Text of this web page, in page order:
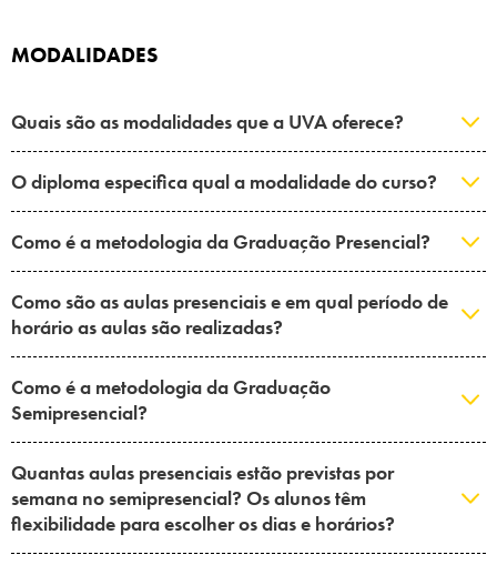
MODALIDADES
Quais são as modalidades que a UVA oferece?
O diploma especifica qual a modalidade do curso?
Como é a metodologia da Graduação Presencial?
Como são as aulas presenciais e em qual período de
horário as aulas são realizadas?
Como é a metodologia da Graduação
Semipresencial?
Quantas aulas presenciais estão previstas por
semana no semipresencial? Os alunos têm
flexibilidade para escolher os dias e horários?